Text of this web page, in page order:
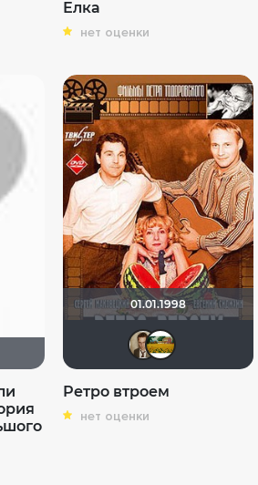
Елка
нет оценки
01.01.1998
Ретро втроем
нет оценки